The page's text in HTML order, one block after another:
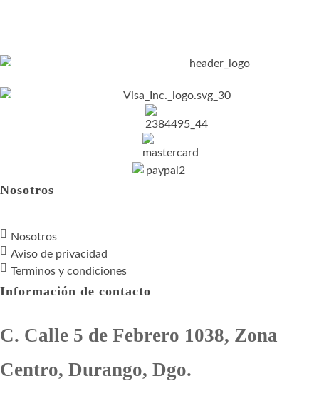
Nosotros
Nosotros
Aviso de privacidad
Terminos y condiciones
Información de contacto
C. Calle 5 de Febrero 1038, Zona
Centro, Durango, Dgo.